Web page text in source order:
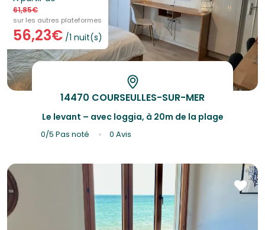
61,85€
sur les autres plateformes
56,23€ /1 nuit(s)
Le levant – avec loggia, à 20m de la plage
14470 COURSEULLES-SUR-MER
0/5Pas noté 0 Avis